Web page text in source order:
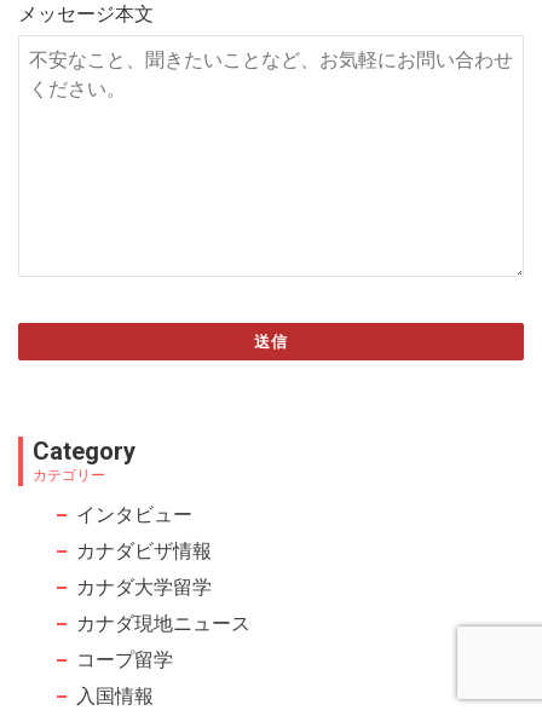
メッセージ本文
送信
field
should
Category
カテゴリー
インタビュー
カナダビザ情報
カナダ大学留学
カナダ現地ニュース
コープ留学
入国情報